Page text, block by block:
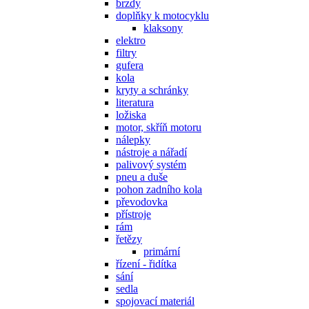
brzdy
doplňky k motocyklu
klaksony
elektro
filtry
gufera
kola
kryty a schránky
literatura
ložiska
motor, skříň motoru
nálepky
nástroje a nářadí
palivový systém
pneu a duše
pohon zadního kola
převodovka
přístroje
rám
řetězy
primární
řízení - řidítka
sání
sedla
spojovací materiál